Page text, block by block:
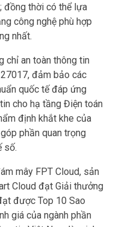
đồng thời có thể lựa
công nghệ phù hợp
nhất.
chỉ an toàn thông tin
đảm bảo các
quốc tế đáp ứng
cho hạ tầng Điện toán
định khắt khe của
phần quan trọng
số.
mây FPT Cloud, sản
Cloud đạt Giải thưởng
được Top 10 Sao
giá của ngành phần